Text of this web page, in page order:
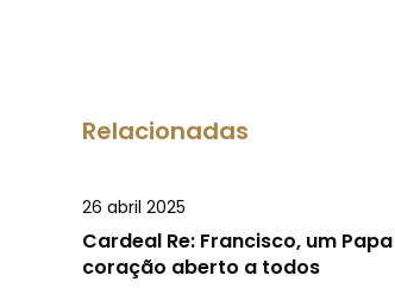
Relacionadas
26 abril 2025
Cardeal Re: Francisco, um
coração aberto a todos